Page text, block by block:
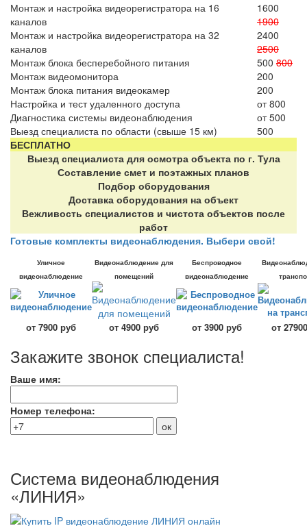
Монтаж и настройка видеорегистратора на 16
каналов
1600
1900
Монтаж и настройка видеорегистратора на 32
каналов
2400
2500
Монтаж блока бесперебойного питания
500 800
Монтаж видеомонитора
200
Монтаж блока питания видеокамер
200
Настройка и тест удаленного доступа
от 800
Диагностика системы видеонаблюдения
от 500
Выезд специалиста по области (свыше 15 км)
500
БЕСПЛАТНО
Выезд специалиста для осмотра объекта по г. Тула
Составление смет и поэтажных планов
Подбор оборудования
Доставка оборудования на объект
Вежливость специалистов и чистота объектов после
работ
Готовые комплекты видеонаблюдения. Выбери свой!
Уличное
видеонаблюдение
Видеонаблюдение для
помещений
Беспроводное
видеонаблюдение
от 7900 руб от 4900 руб от 3900 руб от
Закажите звонок специалиста!
Ваше имя:
Номер телефона:
Система видеонаблюдения
«ЛИНИЯ»